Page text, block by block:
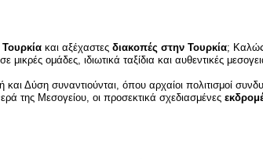
Τουρκία και αξέχαστες διακοπές στην Τουρκία; Καλώς
μικρές ομάδες, ιδιωτικά ταξίδια και αυθεντικές
και Δύση συναντιούνται, όπου αρχαίοι πολιτισμοί
της Μεσογείου, οι προσεκτικά σχεδιασμένες